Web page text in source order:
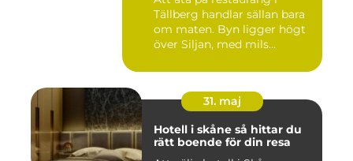
Tällberg handlar sällan bara
om maten. Byn ligger högt
över Siljan, med mils...
31. maj
Hotell i skåne så hittar du
rätt boende för din resa